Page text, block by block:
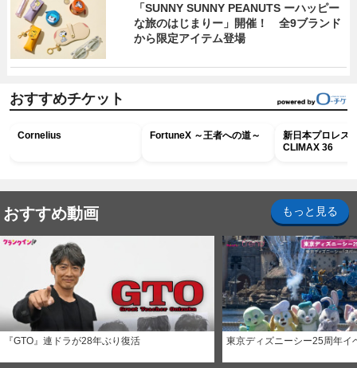
「SUNNY SUNNY PEANUTS ーハッピー
な旅のはじまりー」開催！ 全9ブランド
から限定アイテム登場
おすすめチケット
Cornelius FortuneX ～王者への道～
新日本プロレス
CLIMAX 36
おすすめ動画 もっと見る
『GTO』連ドラが28年ぶり復活 東京ディズニーシー25周年イ